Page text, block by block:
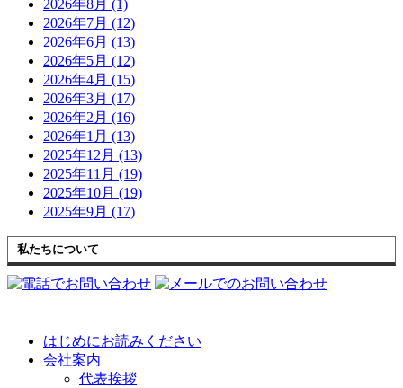
2026年8月 (1)
2026年7月 (12)
2026年6月 (13)
2026年5月 (12)
2026年4月 (15)
2026年3月 (17)
2026年2月 (16)
2026年1月 (13)
2025年12月 (13)
2025年11月 (19)
2025年10月 (19)
2025年9月 (17)
私たちについて
はじめにお読みください
会社案内
代表挨拶